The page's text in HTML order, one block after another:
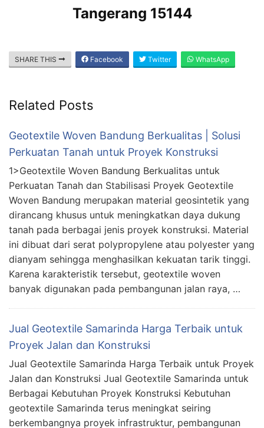
Tangerang 15144
SHARE THIS Facebook Twitter WhatsApp
Related Posts
Geotextile Woven Bandung Berkualitas | Solusi
Perkuatan Tanah untuk Proyek Konstruksi
1>Geotextile Woven Bandung Berkualitas untuk
Perkuatan Tanah dan Stabilisasi Proyek Geotextile
Woven Bandung merupakan material geosintetik yang
dirancang khusus untuk meningkatkan daya dukung
tanah pada berbagai jenis proyek konstruksi. Material
ini dibuat dari serat polypropylene atau polyester yang
dianyam sehingga menghasilkan kekuatan tarik tinggi.
Karena karakteristik tersebut, geotextile woven
banyak digunakan pada pembangunan jalan raya, …
Jual Geotextile Samarinda Harga Terbaik untuk
Proyek Jalan dan Konstruksi
Jual Geotextile Samarinda Harga Terbaik untuk Proyek
Jalan dan Konstruksi Jual Geotextile Samarinda untuk
Berbagai Kebutuhan Proyek Konstruksi Kebutuhan
geotextile Samarinda terus meningkat seiring
berkembangnya proyek infrastruktur, pembangunan